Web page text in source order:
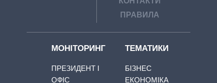
ПРАВИЛА
МОНІТОРИНГ
ПРЕЗИДЕНТ І
ОФІС
ТЕМАТИКИ
БІЗНЕС
ЕКОНОМІКА